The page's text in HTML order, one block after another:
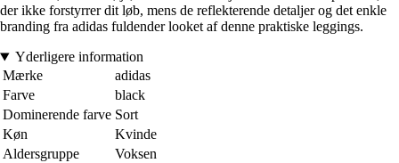
der ikke forstyrrer dit løb, mens de reflekterende detaljer og det enkle
branding fra adidas fuldender looket af denne praktiske leggings.
Yderligere information
Mærke
adidas
Farve
black
Dominerende farve Sort
Køn
Kvinde
Aldersgruppe
Voksen